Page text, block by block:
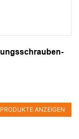
PRODUKTE ANZEIGEN